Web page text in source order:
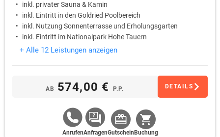
inkl. privater Sauna & Kamin
inkl. Eintritt in den Goldried Poolbereich
inkl. Nutzung Sonnenterrasse und Erholungsgarten
inkl. Eintritt im Nationalpark Hohe Tauern
+ Alle 12 Leistungen anzeigen
AB 574,00 € P.P. DETAILS
AnrufenAnfragenGutschein Buchung